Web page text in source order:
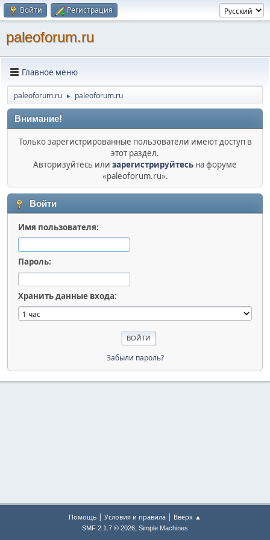
Войти Регистрация
paleoforum.ru
Главное меню
paleoforum.ru ► paleoforum.ru
Внимание!
Только зарегистрированные пользователи имеют доступ в
этот раздел.
Авторизуйтесь или зарегистрируйтесь на форуме
«paleoforum.ru».
Войти
Имя пользователя:
Пароль:
Хранить данные входа:
Забыли пароль?
Помощь | Условия и правила | Вверх ▲
SMF 2.1.7 © 2026, Simple Machines